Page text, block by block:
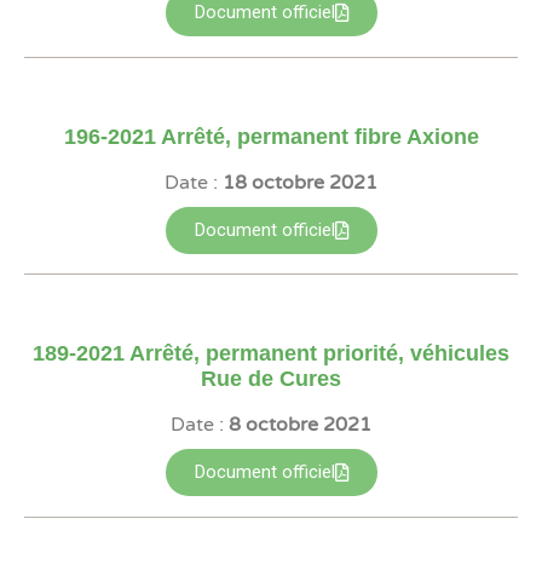
Document officiel
196-2021 Arrêté‚ permanent fibre Axione
Date : 18 octobre 2021
Document officiel
189-2021 Arrêté‚ permanent priorité‚ véhicules
Rue de Cures
Date : 8 octobre 2021
Document officiel